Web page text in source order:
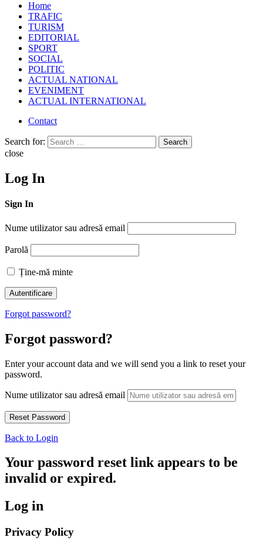
Home
TRAFIC
TURISM
EDITORIAL
SPORT
SOCIAL
POLITIC
ACTUAL NATIONAL
EVENIMENT
ACTUAL INTERNATIONAL
Contact
Search for: Search
close
Log In
Sign In
Nume utilizator sau adresă email
Parolă
Ține-mă minte
Forgot password?
Forgot password?
Enter your account data and we will send you a link to reset your
password.
Nume utilizator sau adresă email
Back to Login
Your password reset link appears to be
invalid or expired.
Log in
Privacy Policy